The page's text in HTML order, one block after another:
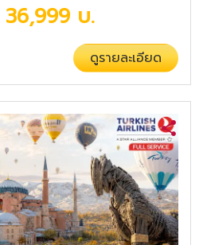
36,999 บ.
ดูรายละเอียด